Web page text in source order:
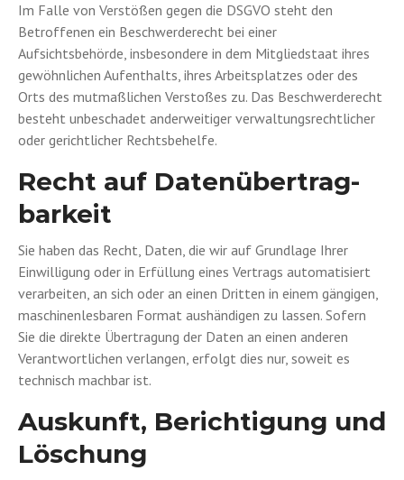
Im Falle von Verstößen gegen die DSGVO steht den
Betroffenen ein Beschwerderecht bei einer
Aufsichtsbehörde, insbesondere in dem Mitgliedstaat ihres
gewöhnlichen Aufenthalts, ihres Arbeitsplatzes oder des
Orts des mutmaßlichen Verstoßes zu. Das Beschwerderecht
besteht unbeschadet anderweitiger verwaltungsrechtlicher
oder gerichtlicher Rechtsbehelfe.
Recht auf Daten­übertrag­
barkeit
Sie haben das Recht, Daten, die wir auf Grundlage Ihrer
Einwilligung oder in Erfüllung eines Vertrags automatisiert
verarbeiten, an sich oder an einen Dritten in einem gängigen,
maschinenlesbaren Format aushändigen zu lassen. Sofern
Sie die direkte Übertragung der Daten an einen anderen
Verantwortlichen verlangen, erfolgt dies nur, soweit es
technisch machbar ist.
Auskunft, Berichtigung und
Löschung